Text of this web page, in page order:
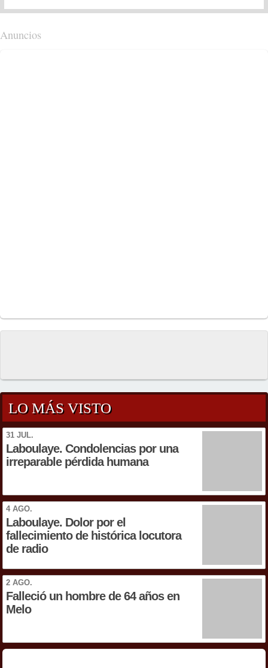
Anuncios
LO MÁS VISTO
31 JUL.
Laboulaye. Condolencias por una
irreparable pérdida humana
4 AGO.
Laboulaye. Dolor por el
fallecimiento de histórica locutora
de radio
2 AGO.
Falleció un hombre de 64 años en
Melo